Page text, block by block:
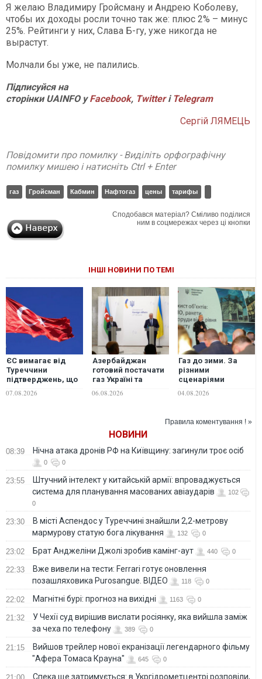
Я желаю Владимиру Гройсману и Андрею Коболеву,
чтобы их доходы росли точно так же: плюс 2% – минус
25%. Рейтинги у них, Слава Б-гу, уже никогда не
вырастут.
Молчали бы уже, не палились.
Підписуйся на
сторінки UAINFO уFacebook, Twitter і Telegram
Сергій ЛЯМЕЦЬ
Повідомити про помилку - Виділіть орфографічну
помилку мишею і натисніть Ctrl + Enter
газ Гройсман Кабмин Нафтогаз цены тарифы
Сподобався матеріал? Сміливо поділися
ним в соцмережах через ці кнопки
ІНШІ НОВИНИ ПО ТЕМІ
ЄС вимагає від
Туреччини
підтверджень, що
російський газ
07.08.2026
Азербайджан
готовий постачати
газ Україні та
партнерство в
06.08.2026
Газ до зими. За
різними
сценаріями
"Нафтогазу" у
становить 400 млн
04.08.2026
Правила коментування ! »
НОВИНИ
08:39 Нічна атака дронів РФ на Київщину: загинули троє осіб
0 0
23:55
Штучний інтелект у китайській армії: впроваджується
система для планування масованих авіаударів
102
0
23:30
В місті Аспендос у Туреччині знайшли 2,2-метрову
мармурову статую бога лікування
132 0
23:02 Брат Анджеліни Джолі зробив камінг-аут 440 0
22:33
Вже вивели на тести: Ferrari готує оновлення
позашляховика Purosangue. ВІДЕО
118 0
22:02 Магнітні бурі: прогноз на вихідні 1163 0
21:32
У Чехії суд вирішив вислати росіянку, яка вийшла заміж
за чеха по телефону
389 0
21:15
Вийшов трейлер нової екранізації легендарного фільму
"Афера Томаса Крауна"
645 0
Спека ще затримується: в Укргідрометцентрі розповіли,